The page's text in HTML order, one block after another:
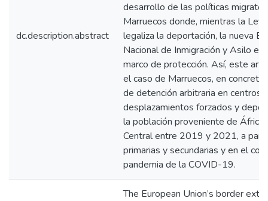
dc.description.abstract
desarrollo de las políticas
Marruecos donde, mientras la
legaliza la deportación, la nueva
Nacional de Inmigración y Asilo
marco de protección. Así, este
el caso de Marruecos, en
de detención arbitraria en centros
desplazamientos forzados y
la población proveniente de África
Central entre 2019 y 2021, a
primarias y secundarias y en el
pandemia de la COVID-19.
The European Union’s border